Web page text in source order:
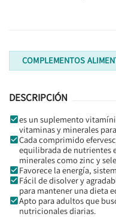
COMPLEMENTOS
DESCRIPCIÓN
es un suplemento
vitaminas y minerales
Cada comprimido
equilibrada de nutrientes
minerales como zinc y
Favorece la energía,
Fácil de disolver y
para mantener una dieta
Apto para adultos que
nutricionales diarias.